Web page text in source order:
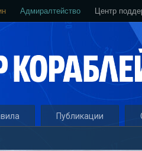
Адмиралтейство Центр
Публикации